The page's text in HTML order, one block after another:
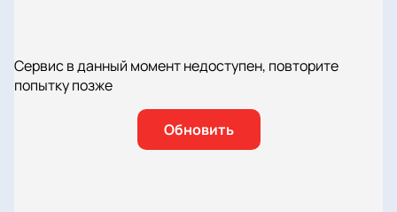
Сервис в данный момент недоступен, повторите
попытку позже
Обновить